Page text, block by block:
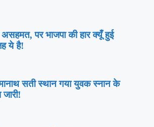
पर भाजपा की हार क्यूँ हुई
ये है!
सती स्थान गया युवक स्नान के